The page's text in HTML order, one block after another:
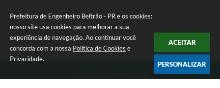
Prefeitura de Engenheiro Beltrão - PR e os cookies:
nosso site usa cookies para melhorar a sua
experiência de navegação. Ao continuar você
concorda com a nossa Política de Cookies e
Privacidade.
ACEITAR
PERSONALIZAR
Telefone: (44) 3537-8100